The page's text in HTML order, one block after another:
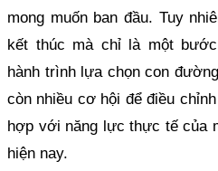
mong muốn ban đầu. Tuy
kết thúc mà chỉ là một
hành trình lựa chọn con
còn nhiều cơ hội để điều
hợp với năng lực thực tế của
hiện nay.